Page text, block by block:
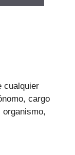
cualquier
cargo